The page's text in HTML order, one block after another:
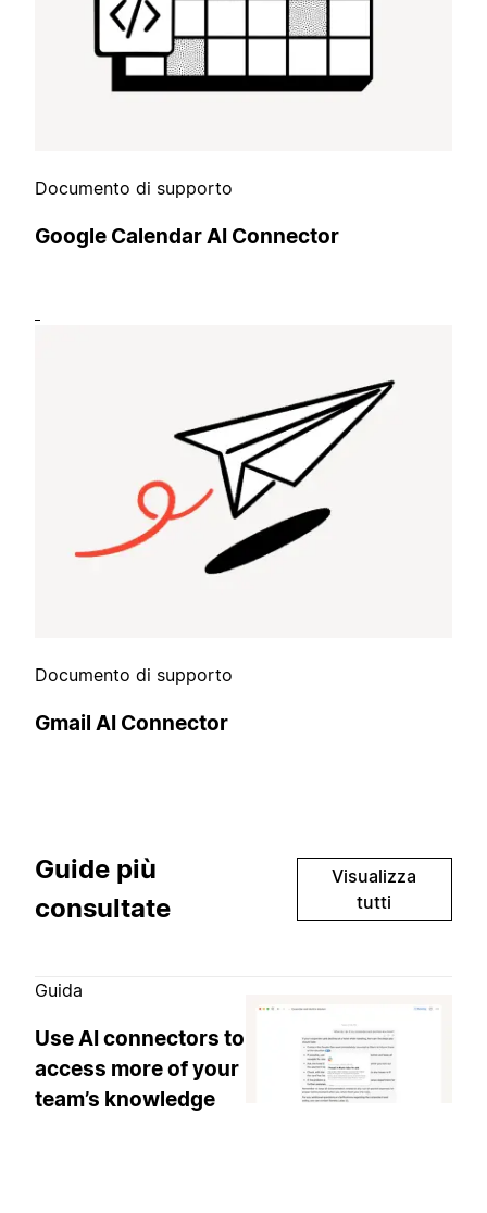
Documento di supporto
Google Calendar AI Connector
Documento di supporto
Gmail AI Connector
Guide più
consultate
Visualizza
tutti
Guida
Use AI connectors to
access more of your
team’s knowledge